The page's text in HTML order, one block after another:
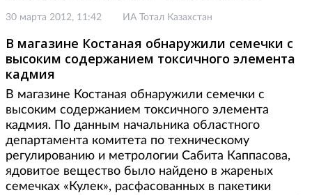
30 марта 2012, 11:42 ИА Тотал Казахстан
В магазине Костаная обнаружили семечки с
высоким содержанием токсичного элемента
кадмия
В магазине Костаная обнаружили семечки с
высоким содержанием токсичного элемента
кадмия. По данным начальника областного
департамента комитета по техническому
регулированию и метрологии Сабита Каппасова,
ядовитое вещество было найдено в жареных
семечках «Кулек», расфасованных в пакетики